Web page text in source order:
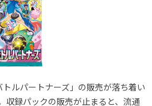
ルパートナーズ」の販売が落ち着い
収録パックの販売が止まると、流通